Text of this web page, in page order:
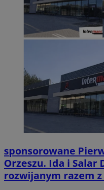
sponsorowane
Orzeszu. Ida i Salar
rozwijanym razem